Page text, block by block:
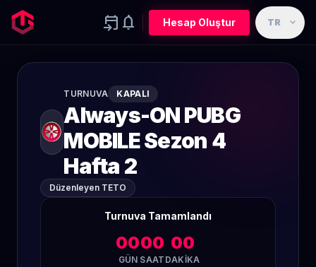
event_upcoming notifications Hesap Oluştur TR expand_more
TURNUVA KAPALI
Always-ON PUBG
MOBILE Sezon 4
Hafta 2
Düzenleyen TETO
Turnuva Tamamlandı
00
GÜN
00
SAAT
00
DAKIKA